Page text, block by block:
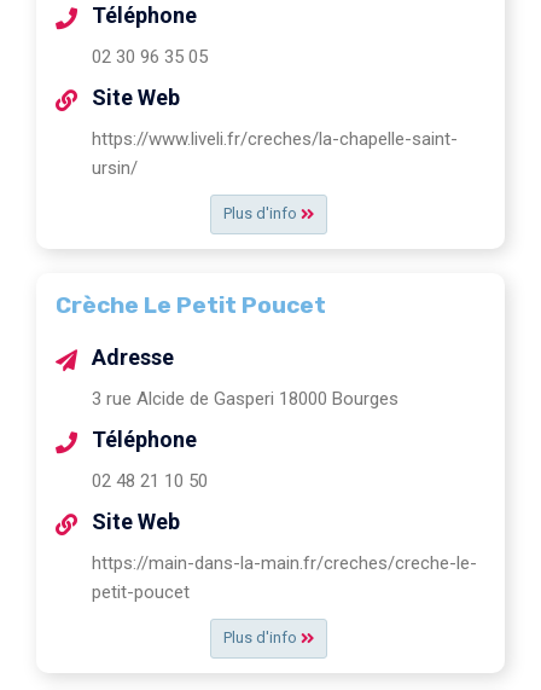
Plus d'info
Téléphone
02 30 96 35 05
Site Web
https://www.liveli.fr/creches/la-chapelle-saint-
ursin/
Crèche Le Petit Poucet
Plus d'info
Adresse
3 rue Alcide de Gasperi 18000 Bourges
Téléphone
02 48 21 10 50
Site Web
https://main-dans-la-main.fr/creches/creche-le-
petit-poucet